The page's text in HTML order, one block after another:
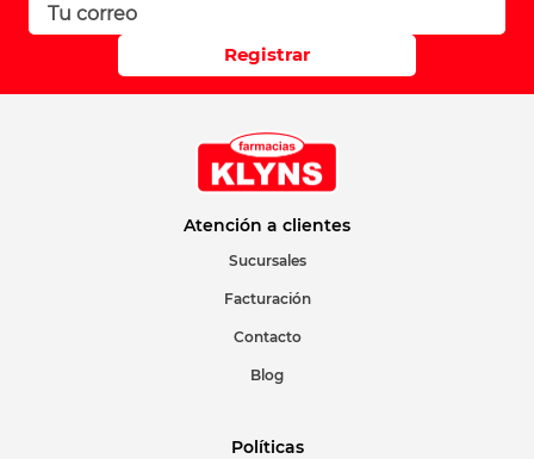
Registrar
Atención a clientes
Sucursales
Facturación
Contacto
Blog
Políticas